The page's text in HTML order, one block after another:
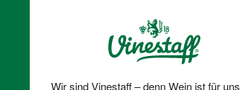
Wir sind Vinestaff – denn Wein ist für uns